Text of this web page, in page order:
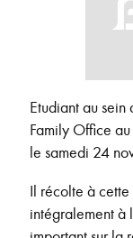
Etudiant au
Family Office
le samedi 24
Il récolte à cette
intégralement à